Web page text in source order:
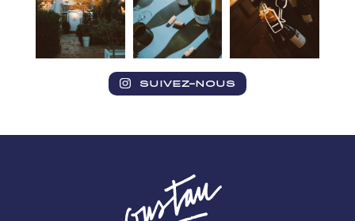
SUIVEZ-NOUS